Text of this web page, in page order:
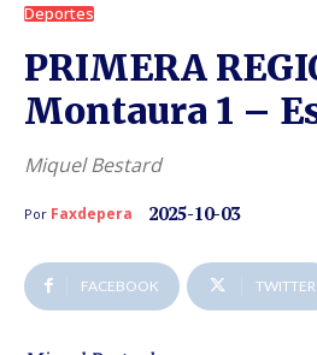
Deportes
PRIMERA
Montaura 1 –
Miquel Bestard
Por Faxdepera 2025-10-03
FACEBOOK TWITTER